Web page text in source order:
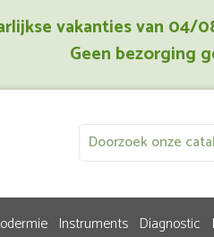
vakanties van 04/
Geen bezorging
Instruments Diagnostic